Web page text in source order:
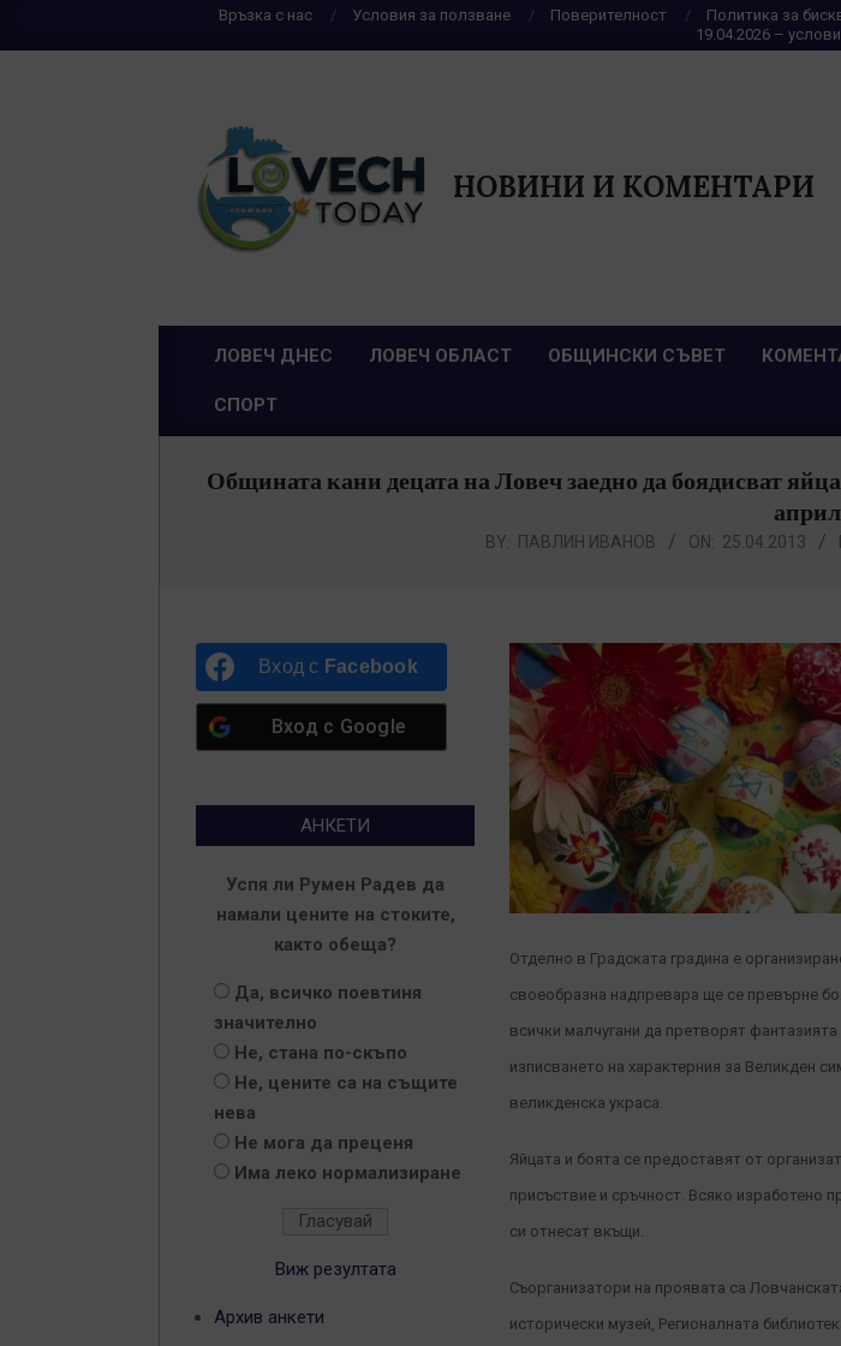
Връзка с нас Условия за ползване Поверителност Политика за
19.04.2026 –
НОВИНИ И КОМЕНТАРИ
Primary
ЛОВЕЧ ДНЕС ЛОВЕЧ ОБЛАСТ ОБЩИНСКИ СЪВЕТ
СПОРТ
Общината кани децата на Ловеч заедно да боядисват
април
BY: ПАВЛИН ИВАНОВ ON: 25.04.2013
Отделно в Градската градина е
своеобразна надпревара ще се превърне
всички малчугани да претворят
изписването на характерния за Великден
великденска украса.
Яйцата и боята се предоставят от
присъствие и сръчност. Всяко изработено
си отнесат вкъщи.
Съорганизатори на проявата са
исторически музей, Регионалната
Вход с Facebook
Вход с Google
АНКЕТИ
Успя ли Румен Радев да
намали цените на стоките,
както обеща?
Да, всичко поевтиня
значително
Не, стана по-скъпо
Не, цените са на същите
нева
Не мога да преценя
Има леко нормализиране
Виж резултата
Архив анкети